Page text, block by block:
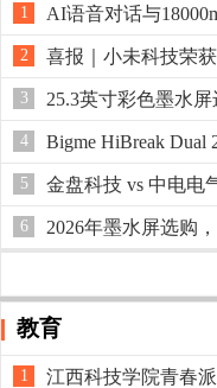
1 AI语音对话与
水屏AI电子相框F13！
2 喜报｜小未科技荣
名
3 25.3英寸彩色墨水屏
售！
4 Bigme HiBreak Dual
5 金盘科技 vs 中电电
但量级分层
6 2026年墨水屏选购
教育
1 江西科技学院青春